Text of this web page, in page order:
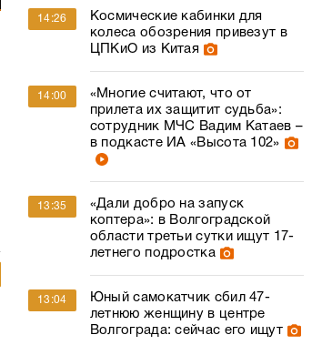
14:26
Космические кабинки для
колеса обозрения привезут в
ЦПКиО из Китая
14:00
«Многие считают, что от
прилета их защитит судьба»:
сотрудник МЧС Вадим Катаев –
в подкасте ИА «Высота 102»
13:35
«Дали добро на запуск
коптера»: в Волгоградской
области третьи сутки ищут 17-
летнего подростка
13:04
Юный самокатчик сбил 47-
летнюю женщину в центре
Волгограда: сейчас его ищут